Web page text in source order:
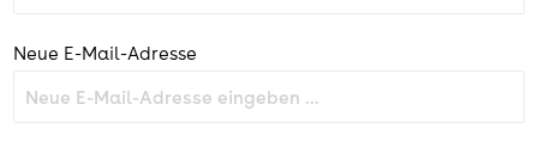
Neue E-Mail-Adresse